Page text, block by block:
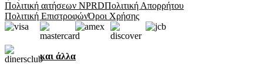
Πολιτική αιτήσεων NPRDΠολιτική Απορρήτου
Πολιτική ΕπιστροφώνΌροι Χρήσης
και άλλα